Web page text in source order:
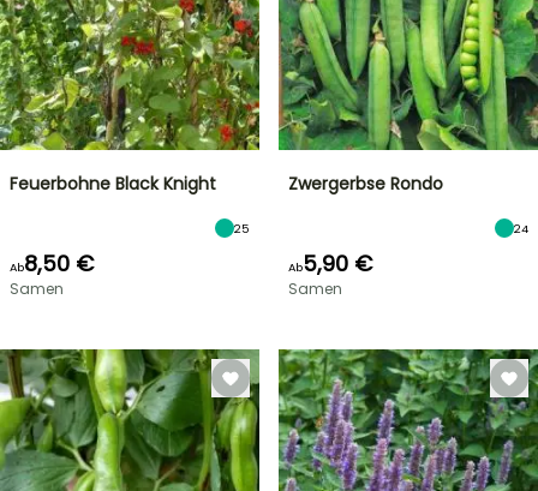
Feuerbohne Black Knight
25
Ab8,50 €
Samen
Zwergerbse Rondo
24
Ab5,90 €
Samen